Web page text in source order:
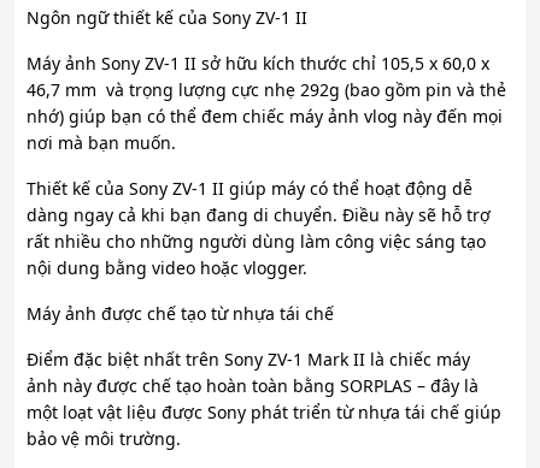
Ngôn ngữ thiết kế của Sony ZV-1 II
Máy ảnh Sony ZV-1 II sở hữu kích thước chỉ 105,5 x 60,0 x
46,7 mm và trọng lượng cực nhẹ 292g (bao gồm pin và thẻ
nhớ) giúp bạn có thể đem chiếc máy ảnh vlog này đến mọi
nơi mà bạn muốn.
Thiết kế của Sony ZV-1 II giúp máy có thể hoạt động dễ
dàng ngay cả khi bạn đang di chuyển. Điều này sẽ hỗ trợ
rất nhiều cho những người dùng làm công việc sáng tạo
nội dung bằng video hoặc vlogger.
Máy ảnh được chế tạo từ nhựa tái chế
Điểm đặc biệt nhất trên Sony ZV-1 Mark II là chiếc máy
ảnh này được chế tạo hoàn toàn bằng SORPLAS – đây là
một loạt vật liệu được Sony phát triển từ nhựa tái chế giúp
bảo vệ môi trường.